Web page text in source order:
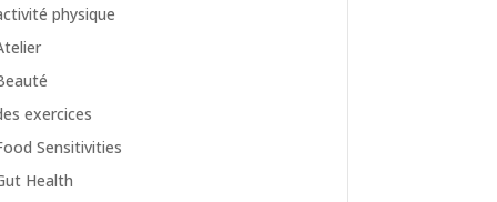
physique
exercices
Sensitivities
Health